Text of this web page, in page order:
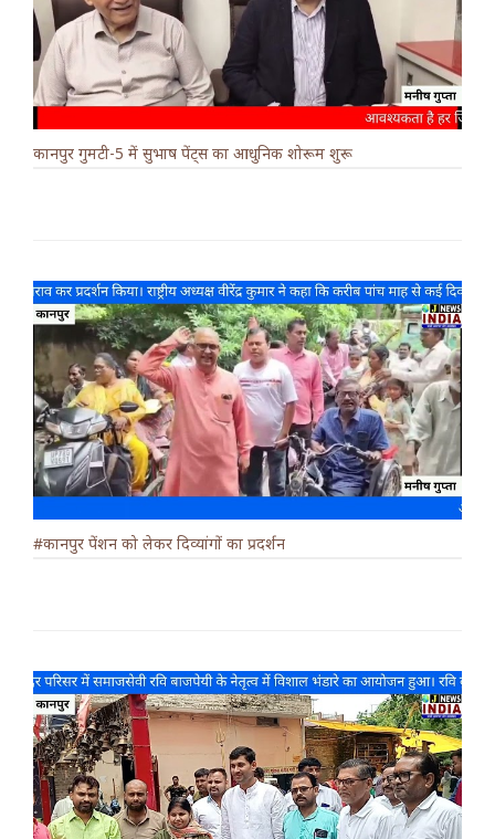
कानपुर गुमटी-5 में सुभाष पेंट्स का आधुनिक शोरूम शुरू
#कानपुर पेंशन को लेकर दिव्यांगों का प्रदर्शन